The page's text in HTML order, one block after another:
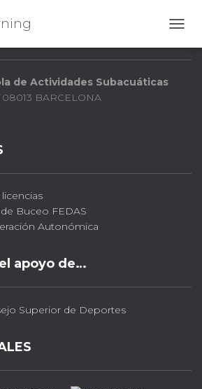
de Actividades Subacuáticas
08013 BARCELONA
Buceo FEDAS
Autonómica
apoyo de…